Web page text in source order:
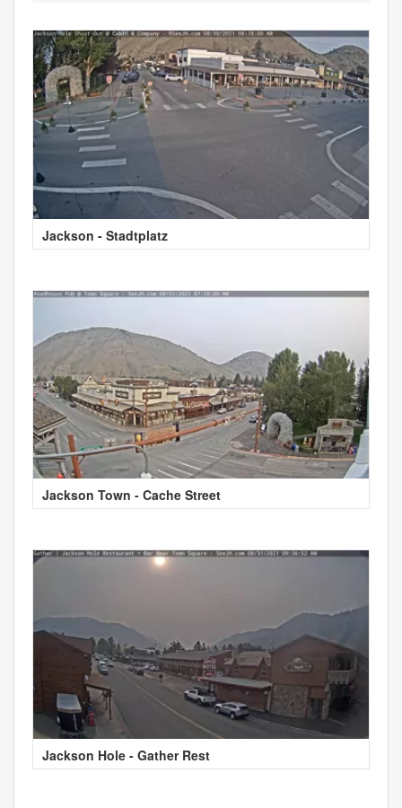
Jackson - Stadtplatz
Jackson Town - Cache Street
Jackson Hole - Gather Rest